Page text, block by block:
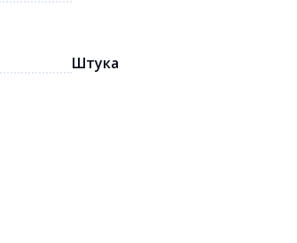
Штука